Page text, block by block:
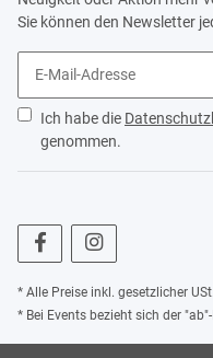
Sie können den Newsletter
Ich habe die
genommen.
* Alle Preise inkl. gesetzlicher
* Bei Events bezieht sich der